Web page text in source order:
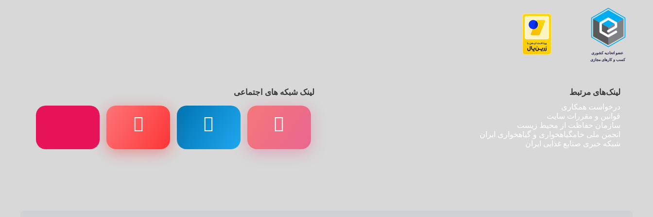
لینک‌های مرتبط
درخواست همکاری
قوانین و مقررات سایت
سازمان حفاظت از محیط زیست
انجمن ملی خامگیاهخواری و گیاهخواری ایران
شبکه خبری صنایع غذایی ایران
لینک شبکه های اجتماعی